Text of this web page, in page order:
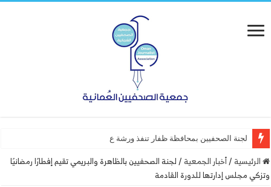
لجنة الصحفيين بمحافظة ظفار تنفذ ورشة عمل “أساسيات الت
الرئيسية /أخبار الجمعية /لجنة الصحفيين بالظاهرة والبريمي تقيم إفطارًا رمضانيًا
وتزكي مجلس إدارتها للدورة القادمة